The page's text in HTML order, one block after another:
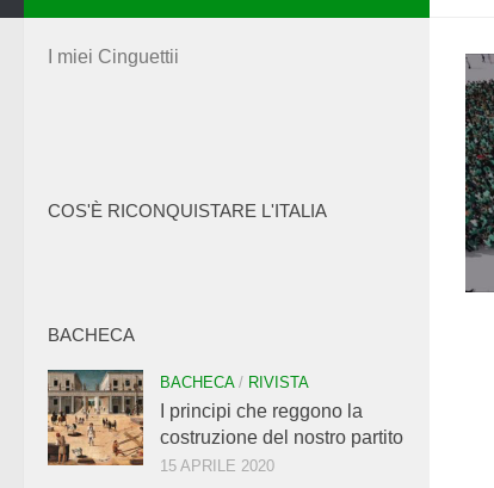
I miei Cinguettii
COS'È RICONQUISTARE L'ITALIA
BACHECA
BACHECA/ RIVISTA
I principi che reggono la
costruzione del nostro partito
15 APRILE 2020